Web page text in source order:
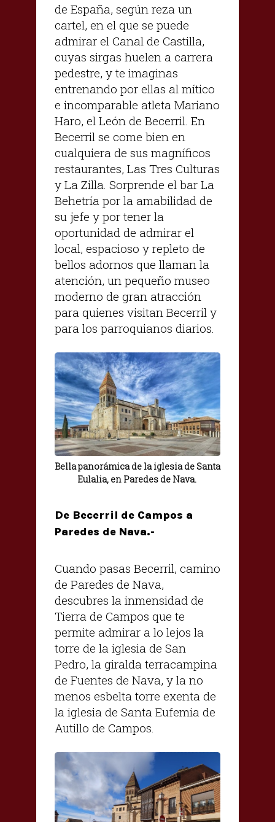
de España, según reza un
cartel, en el que se puede
admirar el Canal de Castilla,
cuyas sirgas huelen a carrera
pedestre, y te imaginas
entrenando por ellas al mítico
e incomparable atleta Mariano
Haro, el León de Becerril. En
Becerril se come bien en
cualquiera de sus magníficos
restaurantes, Las Tres Culturas
y La Zilla. Sorprende el bar La
Behetría por la amabilidad de
su jefe y por tener la
oportunidad de admirar el
local, espacioso y repleto de
bellos adornos que llaman la
atención, un pequeño museo
moderno de gran atracción
para quienes visitan Becerril y
para los parroquianos diarios.
Bella panorámica de la iglesia de Santa
Eulalia, en Paredes de Nava.
De Becerril de Campos a
Paredes de Nava.-
Cuando pasas Becerril, camino
de Paredes de Nava,
descubres la inmensidad de
Tierra de Campos que te
permite admirar a lo lejos la
torre de la iglesia de San
Pedro, la giralda terracampina
de Fuentes de Nava, y la no
menos esbelta torre exenta de
la iglesia de Santa Eufemia de
Autillo de Campos.